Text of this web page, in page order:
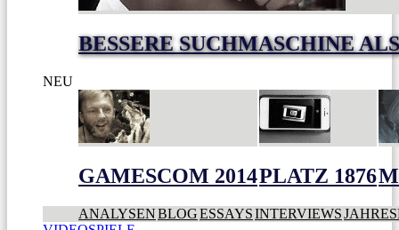
BESSERE SUCHMASCHINE
NEU
GAMESCOM 2014PLATZ 1876
ANALYSENBLOGESSAYSINTERVIEWS